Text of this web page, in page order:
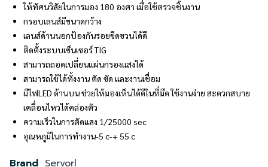
ให้ทัศนวิสัยในการมอง 180 องศา เมื่อใช้ตรวจชิ้นงาน
กรอบเลนส์มีขนาดกว้าง
เลนส์ด้านนอกป้องกันรอยขีดขวนได้ดี
ติดตั้งระบบเซ็นเซอร์ TIG
สามารถถอดเปลี่ยนแผ่นกรองแสงได้
สามารถใช้ได้ทั้งงาน ตัด ขัด และงานเชื่อม
มีไฟLED ด้านบน ช่วยให้มองเห็นได้ดีในที่มืด ใช้งานง่าย สะดวกสบาย
เคลื่อนไหวได้คล่องตัว
ความเร็วในการตัดแสง 1/25000 sec
อุณหภูมิในการทำงาน-5 c-+ 55 c
Brand Servorl